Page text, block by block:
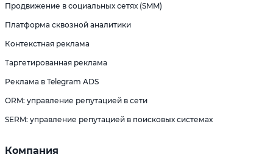
Продвижение в социальных сетях (SMM)
Платформа сквозной аналитики
Контекстная реклама
Таргетированная реклама
Реклама в Telegram ADS
ORM: управление репутацией в сети
SERM: управление репутацией в поисковых системах
Компания